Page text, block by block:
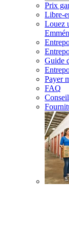
Prix
Libre-
Louez
Guide
Payer
FAQ